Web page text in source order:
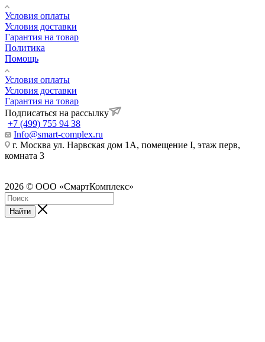
Условия оплаты
Условия доставки
Гарантия на товар
Политика
Помощь
Условия оплаты
Условия доставки
Гарантия на товар
Подписаться на рассылку
+7 (499) 755 94 38
Info@smart-complex.ru
г. Москва ул. Нарвская дом 1А, помещение I, этаж перв,
комната 3
2026 © ООО «СмартКомплекс»
Найти